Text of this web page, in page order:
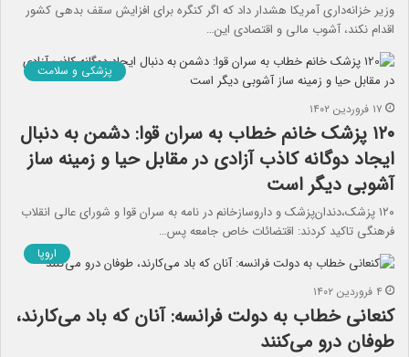
وزیر خزانه‌داری آمریکا هشدار داد که اگر کنگره برای افزایش سقف بدهی کشور
اقدام نکند، آشوب مالی و اقتصادی این…
پزشکی و سلامت
۱۷ فروردین ۱۴۰۲
۱۲۰ پزشک خانم خطاب به سران قوا: دشمن به دنبال
ایجاد دوگانه‌ کاذب آزادی در مقابل حیا و زمینه ساز
آشوبی دیگر است
۱۲۰ پزشک،دندان‌پزشک و داروسازخانم در نامه به سران قوا و شورای عالی انقلاب
فرهنگی تاکید کردند: اقتضائات خاص جامعه پس…
اروپا
۴ فروردین ۱۴۰۲
کنعانی خطاب به دولت فرانسه: آنان که باد می‌کارند،
طوفان درو می‌کنند